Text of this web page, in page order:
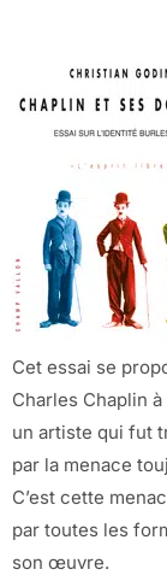
Cet essai se
Charles Chaplin
un artiste qui fut
par la menace
C’est cette
par toutes les
son œuvre.